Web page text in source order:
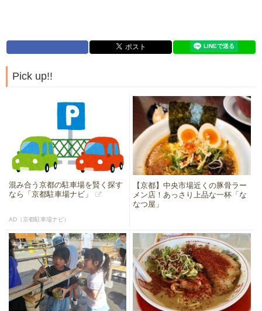
Pick up!!
混み合う京都の駐車場を賢く探す
なら「京都駐車場ナビ」
AD（京都駐車場ナビ）
【京都】中央市場近くの豚骨ラー
メン店！あっさり上品な一杯「な
なつ屋」